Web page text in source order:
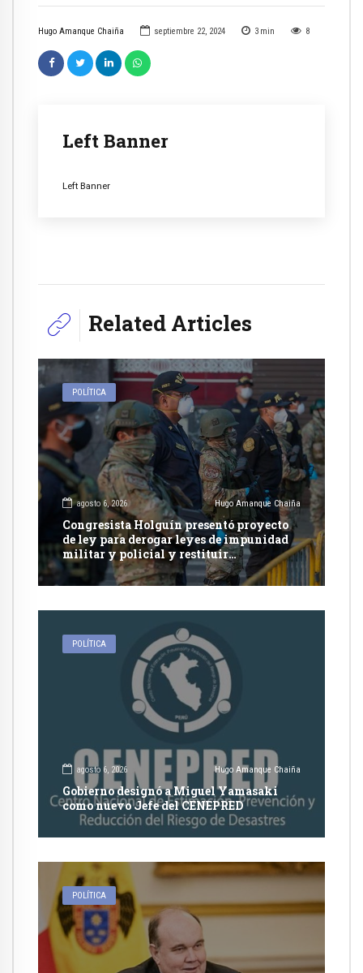
Hugo Amanque Chaiña septiembre 22, 2024 3 min 8
Left Banner
Left Banner
Related Articles
POLÍTICA
agosto 6, 2026 Hugo Amanque Chaiña
Congresista Holguín presentó proyecto
de ley para derogar leyes de impunidad
militar y policial y restituir
competencia de justicia ordinaria
POLÍTICA
agosto 6, 2026 Hugo Amanque Chaiña
Gobierno designó a Miguel Yamasaki
como nuevo Jefe del CENEPRED
POLÍTICA